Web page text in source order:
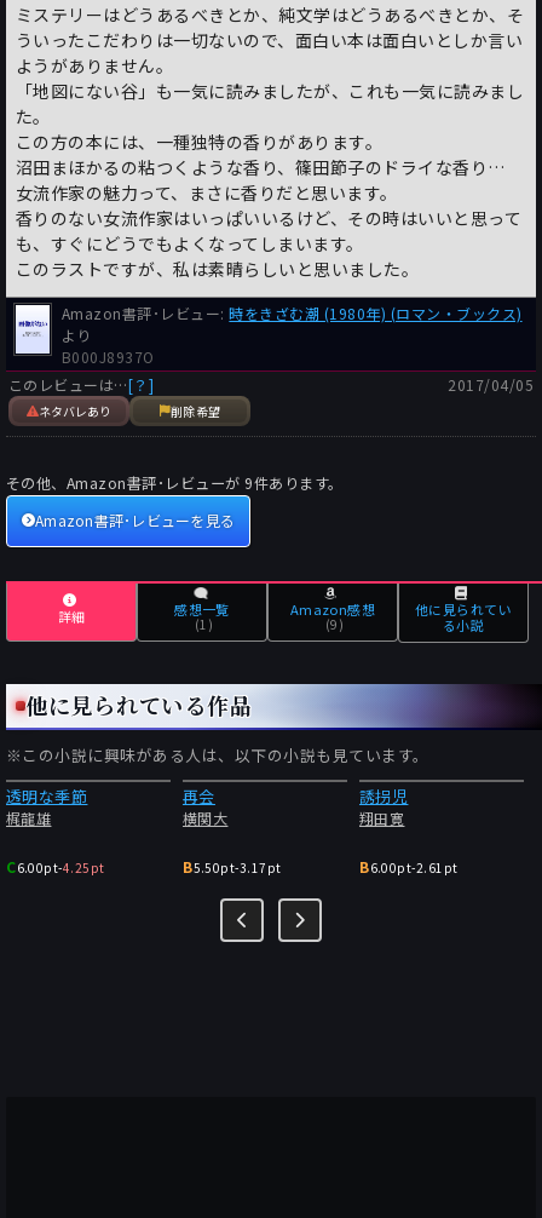
ミステリーはどうあるべきとか、純文学はどうあるべきとか、そ
ういったこだわりは一切ないので、面白い本は面白いとしか言い
ようがありません。
「地図にない谷」も一気に読みましたが、これも一気に読みまし
た。
この方の本には、一種独特の香りがあります。
沼田まほかるの粘つくような香り、篠田節子のドライな香り…
女流作家の魅力って、まさに香りだと思います。
香りのない女流作家はいっぱいいるけど、その時はいいと思って
も、すぐにどうでもよくなってしまいます。
このラストですが、私は素晴らしいと思いました。
Amazon書評･レビュー:時をきざむ潮 (1980年) (ロマン・ブックス)
より
B000J8937O
このレビューは…[？]
ネタバレあり 削除希望
2017/04/05
その他、Amazon書評･レビューが9件あります。
Amazon書評･レビューを見る
詳細 感想一覧
(1)
Amazon感想
(9)
他に見られてい
る小説
他に見られている作品
※この小説に興味がある人は、以下の小説も見ています。
透明な季節
梶龍雄
C6.00pt-4.25pt
再会
横関大
B5.50pt-3.17pt
誘拐児
翔田寛
B6.00pt-2.61pt